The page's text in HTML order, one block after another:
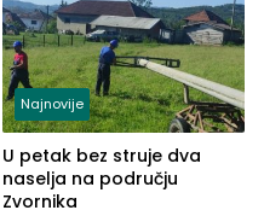
Najnovije
U petak bez struje dva
naselja na području
Zvornika